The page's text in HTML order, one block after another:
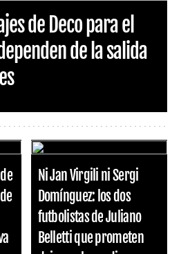
de Deco para el
de la salida
Ni Jan Virgili ni Sergi
Domínguez: los dos
futbolistas de Juliano
Belletti que prometen